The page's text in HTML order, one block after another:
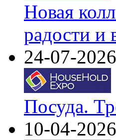
Новая
радости и
24-07-2026
Посуда.
10-04-2026